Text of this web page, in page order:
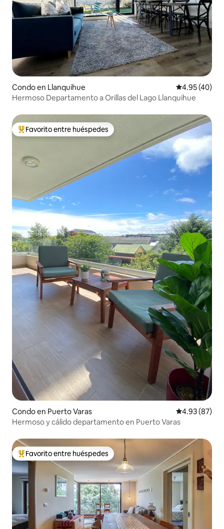
Condo en Llanquihue Calificación
4.95 (40)
Hermoso Departamento a Orillas del Lago Llanquihue
Favorito entre huéspedes preferido
Favorito entre huéspedes
Condo en Puerto Varas Calificación
4.93 (87)
Hermoso y cálido departamento en Puerto Varas
Favorito entre huéspedes preferido
Favorito entre huéspedes